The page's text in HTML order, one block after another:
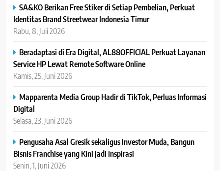
SA&KO Berikan Free Stiker di Setiap Pembelian, Perkuat
Identitas Brand Streetwear Indonesia Timur
Rabu, 8, Juli 2026
Beradaptasi di Era Digital, AL88OFFICIAL Perkuat Layanan
Service HP Lewat Remote Software Online
Kamis, 25, Juni 2026
Mapparenta Media Group Hadir di TikTok, Perluas Informasi
Digital
Selasa, 23, Juni 2026
Pengusaha Asal Gresik sekaligus Investor Muda, Bangun
Bisnis Franchise yang Kini jadi Inspirasi
Senin, 1, Juni 2026